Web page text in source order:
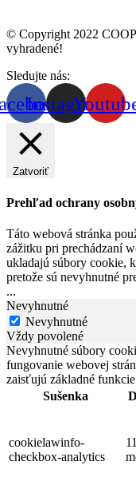
© Copyright 2022
vyhradené!
Sledujte nás:
Instagram
Zatvoriť
Prehľad ochrany
Táto webová stránka
zážitku pri prechádzaní
ukladajú súbory cookie,
pretože sú nevyhnutné
...
Nevyhnutné
Nevyhnutné
Vždy povolené
Nevyhnutné súbory
fungovanie webovej
zaisťujú základné
Sušenka
cookielawinfo-
checkbox-analytics
11